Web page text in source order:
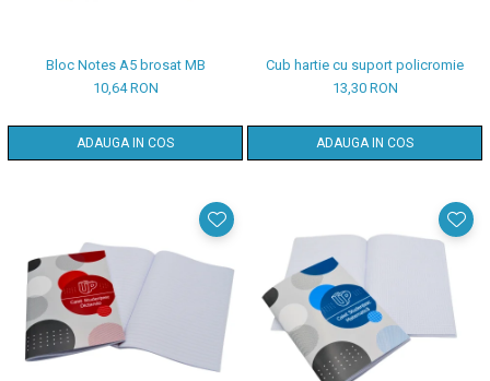
Bloc Notes A5 brosat MB
10,64 RON
ADAUGA IN COS
Cub hartie cu suport policromie
13,30 RON
ADAUGA IN COS